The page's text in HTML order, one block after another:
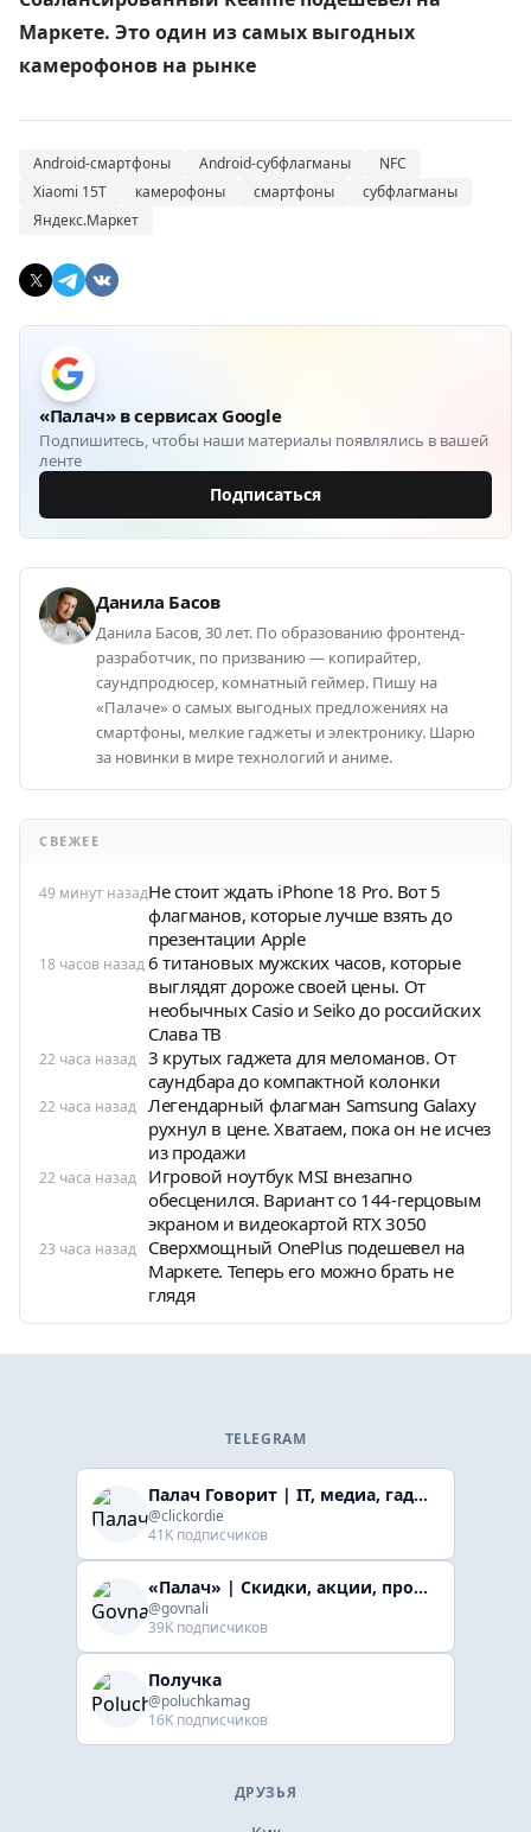
Маркете. Это один из самых выгодных
камерофонов на рынке
Android-смартфоны Android-субфлагманы
NFC
Xiaomi 15T
камерофоны смартфоны
субфлагманы
Яндекс.Маркет
«Палач» в сервисах Google
Подпишитесь, чтобы наши материалы появлялись в вашей
ленте
Подписаться
Данила Басов
Данила Басов, 30 лет. По образованию фронтенд-
разработчик, по призванию — копирайтер,
саундпродюсер, комнатный геймер. Пишу на
«Палаче» о самых выгодных предложениях на
смартфоны, мелкие гаджеты и электронику. Шарю
за новинки в мире технологий и аниме.
СВЕЖЕЕ
49 минут назадНе стоит ждать iPhone 18 Pro. Вот 5
флагманов, которые лучше взять до
презентации Apple
18 часов назад6 титановых мужских часов, которые
выглядят дороже своей цены. От
необычных Casio и Seiko до российских
Слава ТВ
22 часа назад 3 крутых гаджета для меломанов. От
саундбара до компактной колонки
22 часа назад Легендарный флагман Samsung Galaxy
рухнул в цене. Хватаем, пока он не исчез
из продажи
22 часа назад
Игровой ноутбук MSI внезапно
обесценился. Вариант со 144-герцовым
экраном и видеокартой RTX 3050
23 часа назад
Сверхмощный OnePlus подешевел на
Маркете. Теперь его можно брать не
глядя
TELEGRAM
Палач Говорит | IT, медиа, гaджеты, скидки
@clickordie
41K подписчиков
«Палач» | Скидки, акции, промокоды
@govnali
39K подписчиков
Получка
@poluchkamag
16K подписчиков
ДРУЗЬЯ